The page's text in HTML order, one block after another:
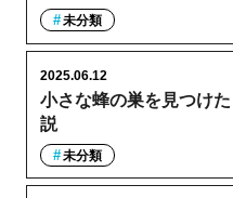
未分類
小さな蜂の巣を見つけ
説
2025.06.12
未分類